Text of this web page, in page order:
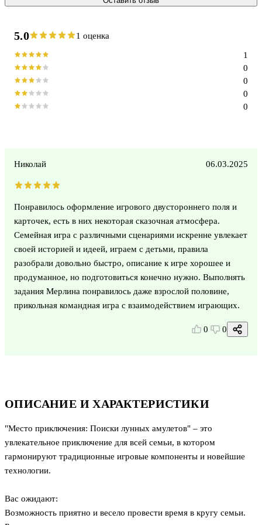
ОПИСАНИЕ И ХАРАКТЕРИСТИКИ
"Место приключения: Поиски лунных амулетов" – это
увлекательное приключение для всей семьи, в котором
гармонируют традиционные игровые компоненты и новейшие
технологии.
Вас ожидают:
Возможность приятно и весело провести время в кругу семьи.
5.0 1 оценка
0
0
0
0
1
Николай 06.03.2025
Понравилось оформление игрового двустороннего поля и
карточек, есть в них некоторая сказочная атмосфера.
Семейная игра с различными сценариями искренне увлекает
своей историей и идеей, играем с детьми, правила
разобрали довольно быстро, описание к игре хорошее и
продуманное, но подготовиться конечно нужно. Выполнять
задания Мерлина понравилось даже взрослой половине,
прикольная командная игра с взаимодействием играющих.
0 0